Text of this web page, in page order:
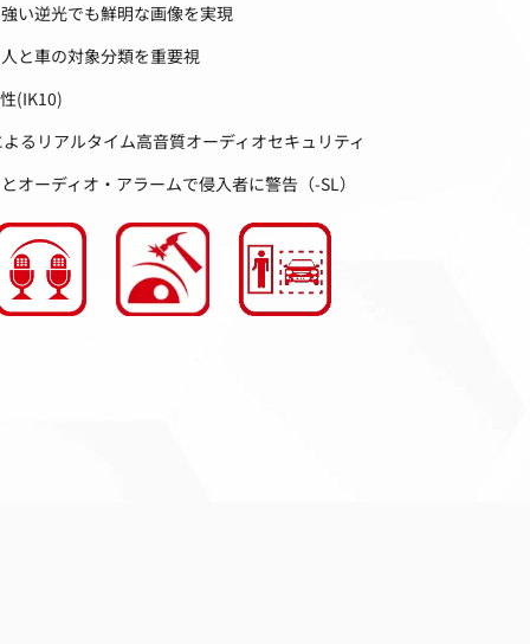
い逆光でも鮮明な画像を実現
と車の対象分類を重要視
(IK10)
るリアルタイム高音質オーディオセキュリティ
オーディオ・アラームで侵入者に警告（-SL）